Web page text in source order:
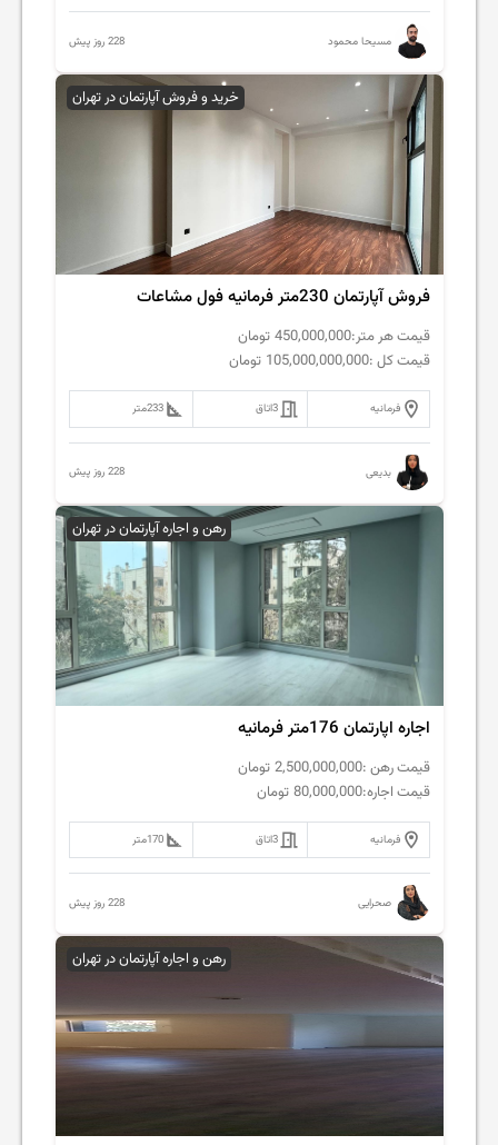
مسیحا محمود 228 روز پیش
خرید و فروش آپارتمان در تهران
فروش آپارتمان 230متر فرمانیه فول مشاعات
قیمت هر متر:450,000,000 تومان
قیمت کل :105,000,000,000 تومان
فرمانیه 3اتاق 233متر
بدیعی 228 روز پیش
رهن و اجاره آپارتمان در تهران
اجاره اپارتمان 176متر فرمانیه
قیمت رهن :2,500,000,000 تومان
قیمت اجاره:80,000,000 تومان
فرمانیه 3اتاق 170متر
صحرایی 228 روز پیش
رهن و اجاره آپارتمان در تهران